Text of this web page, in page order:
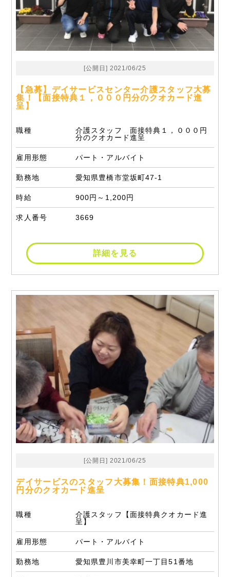
[公開日] 2021/06/25
【急募】デイサービスセンター介護スタッフ大募
集！【面接特典１，０００円分のクオカード進
呈】
職種
介護スタッフ 面接特典１，０００円
分のクオカード進呈
雇用形態 パート・アルバイト
勤務地 愛知県豊橋市堂坂町47-1
時給 900円～1,200円
求人番号 3669
詳細を見る
[公開日] 2021/06/25
デイサービスのスタッフ大募集！面接特典1,000
円分のクオカード進呈
職種
介護スタッフ【面接特典クオカード進
呈】
雇用形態 パート・アルバイト
勤務地 愛知県豊川市美幸町一丁目51番地